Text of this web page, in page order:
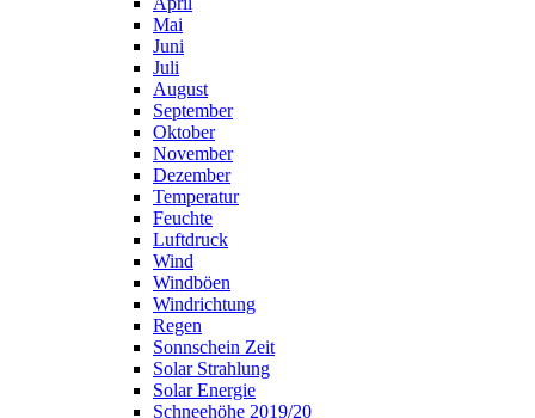
Mai
Juni
Juli
August
September
Oktober
November
Dezember
Temperatur
Feuchte
Luftdruck
Wind
Windböen
Windrichtung
Regen
Sonnschein Zeit
Solar Strahlung
Solar Energie
Schneehöhe 2019/20